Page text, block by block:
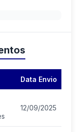
Data Envio
12/09/2025